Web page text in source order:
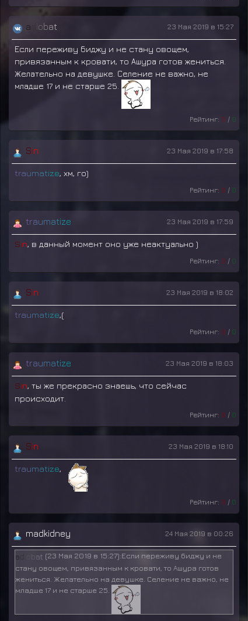
a obat 23 Мая 2019 в 15:27
Если переживу биджу и не стану овощем,
привязанным к кровати, то Ашура готов жениться.
Желательно на девушке. Селение не важно, не
младше 17 и не старше 25.
Рейтинг: 0 / 0
Sin 23 Мая 2019 в 17:58
traumatize, хм, го)
Рейтинг: 0 / 0
traumatize 23 Мая 2019 в 17:59
Sin, в данный момент оно уже неактуально )
Рейтинг: 0 / 0
Sin 23 Мая 2019 в 18:02
traumatize,(
Рейтинг: 0 / 0
traumatize 23 Мая 2019 в 18:03
Sin, ты же прекрасно знаешь, что сейчас
происходит.
Рейтинг: 0 / 0
Sin 23 Мая 2019 в 18:10
traumatize,
Рейтинг: 0 / 0
madkidney 24 Мая 2019 в 00:26
a bat (23 Мая 2019 в 15:27):Если переживу биджу и не
стану овощем, привязанным к кровати, то Ашура готов
жениться. Желательно на девушке. Селение не важно, не
младше 17 и не старше 25.